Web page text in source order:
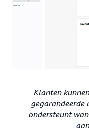
Klanten
ondersteunt